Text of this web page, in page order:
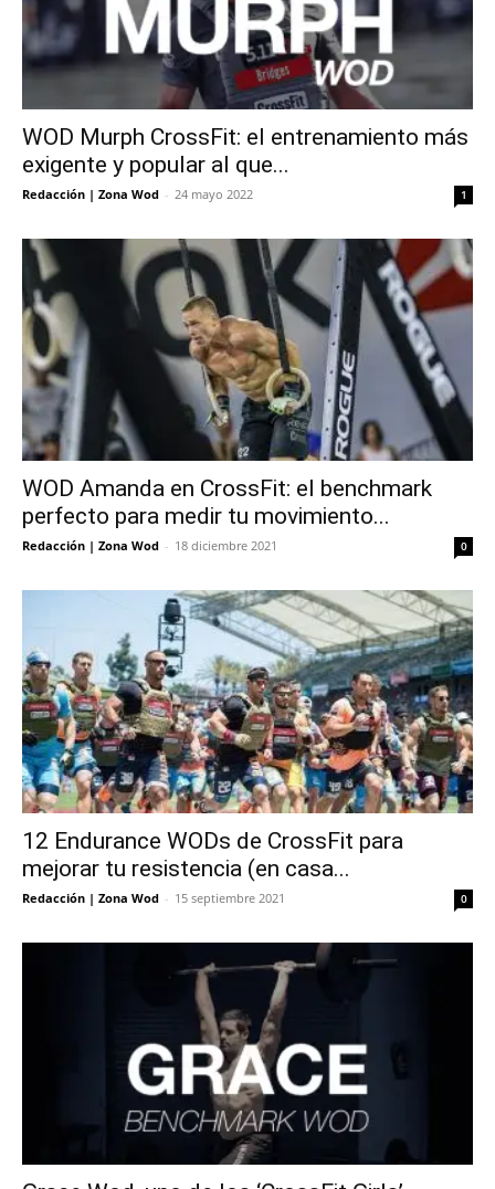
WOD Murph CrossFit: el entrenamiento más
exigente y popular al que...
Redacción | Zona Wod - 24 mayo 2022 1
WOD Amanda en CrossFit: el benchmark
perfecto para medir tu movimiento...
Redacción | Zona Wod - 18 diciembre 2021 0
12 Endurance WODs de CrossFit para
mejorar tu resistencia (en casa...
Redacción | Zona Wod - 15 septiembre 2021 0